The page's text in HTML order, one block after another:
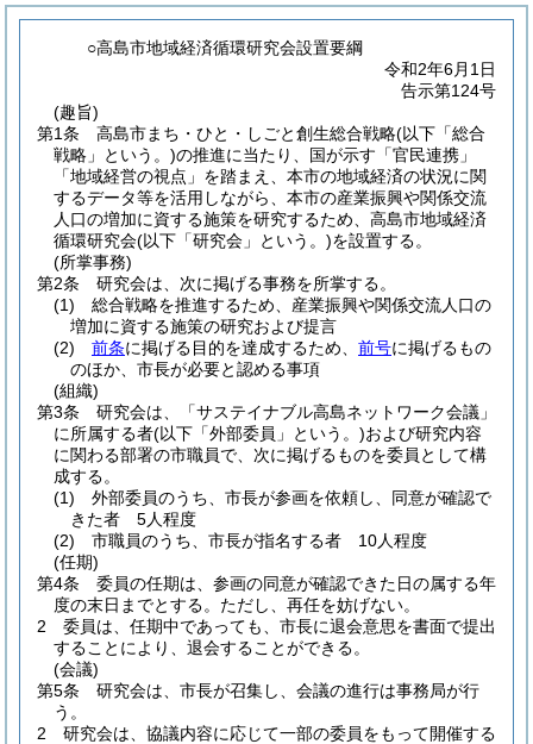
○高島市地域経済循環研究会設置要綱
令和2年6月1日
告示第124号
(趣旨)
第1条
高島市まち・ひと・しごと創生総合戦略(以下「総合
戦略」という。)の推進に当たり、国が示す「官民連携」
「地域経営の視点」を踏まえ、本市の地域経済の状況に関
するデータ等を活用しながら、本市の産業振興や関係交流
人口の増加に資する施策を研究するため、高島市地域経済
循環研究会(以下「研究会」という。)を設置する。
(所掌事務)
第2条
研究会は、次に掲げる事務を所掌する。
(1)
総合戦略を推進するため、産業振興や関係交流人口の
増加に資する施策の研究および提言
(2)
前条に掲げる目的を達成するため、 前号に掲げるもの
のほか、市長が必要と認める事項
(組織)
第3条
研究会は、「サステイナブル高島ネットワーク会議」
に所属する者(以下「外部委員」という。)および研究内容
に関わる部署の市職員で、次に掲げるものを委員として構
成する。
(1)
外部委員のうち、市長が参画を依頼し、同意が確認で
きた者 5人程度
(2)
市職員のうち、市長が指名する者 10人程度
(任期)
第4条
委員の任期は、参画の同意が確認できた日の属する年
度の末日までとする。 ただし、再任を妨げない。
2
委員は、任期中であっても、市長に退会意思を書面で提出
することにより、退会することができる。
(会議)
第5条
研究会は、市長が召集し、会議の進行は事務局が行
う。
2
研究会は、協議内容に応じて一部の委員をもって開催する